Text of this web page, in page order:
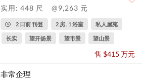
实用: 448 尺
@9,263 元
2 日前 刊登 2 房 , 1 浴室 私人屋苑
长实 望开扬景 望市景 望山景
售 $415 万元
非常企理